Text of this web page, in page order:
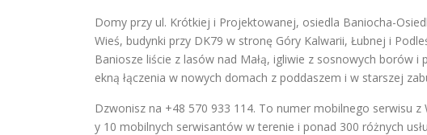
Domy przy ul. Krótkiej i Projektowanej, osiedla Baniocha-
Wieś, budynki przy DK79 w stronę Góry Kalwarii, Łubnej i
Baniosze liście z lasów nad Małą, igliwie z sosnowych borów
ekną łączenia w nowych domach z poddaszem i w starszej
Dzwonisz na +48 570 933 114. To numer mobilnego serwisu
y 10 mobilnych serwisantów w terenie i ponad 300 różnych